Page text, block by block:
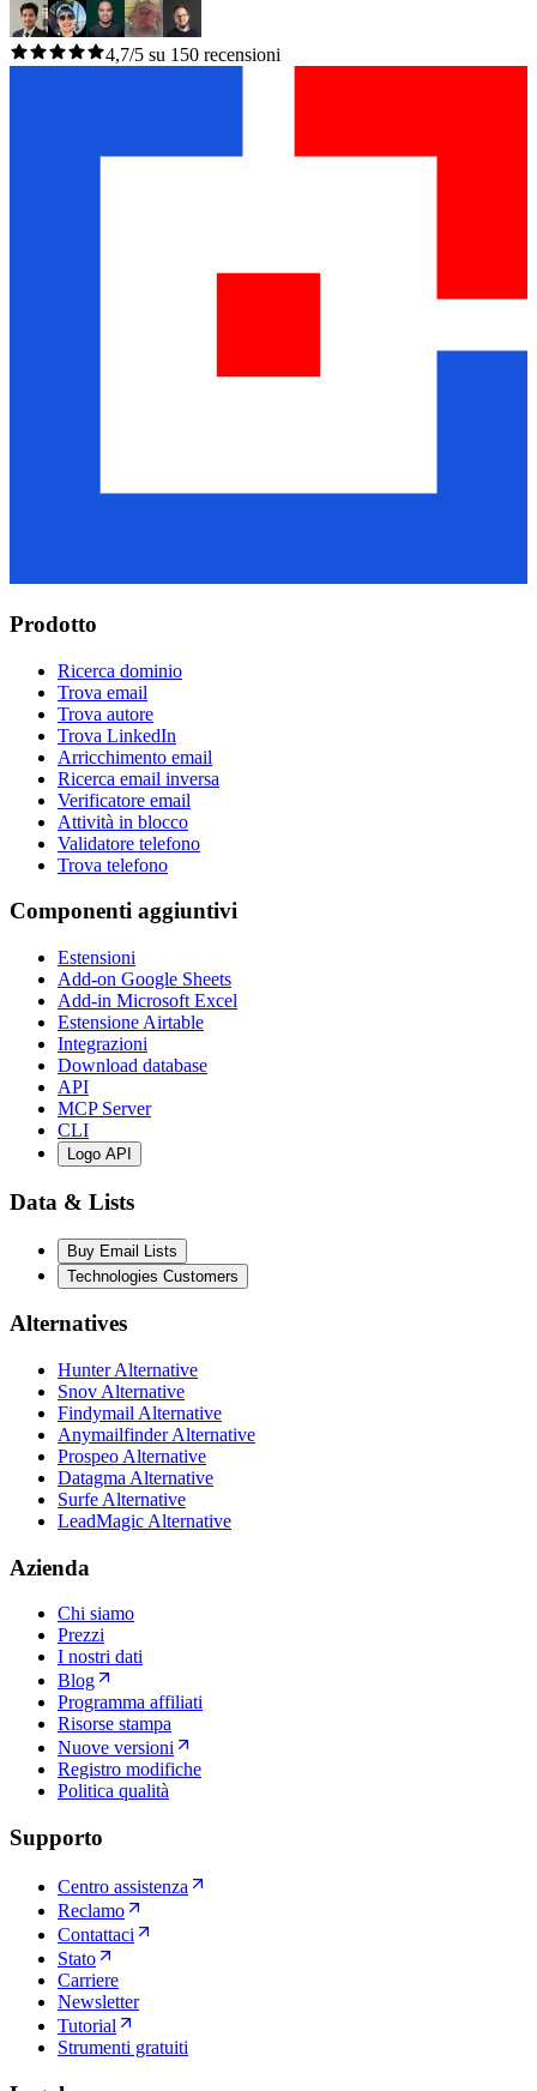
4,7/5 su 150 recensioni
Prodotto
Ricerca dominio
Trova email
Trova autore
Trova LinkedIn
Arricchimento email
Ricerca email inversa
Verificatore email
Attività in blocco
Validatore telefono
Trova telefono
Componenti aggiuntivi
Estensioni
Add-on Google Sheets
Add-in Microsoft Excel
Estensione Airtable
Integrazioni
Download database
API
MCP Server
CLI
Logo API
Data & Lists
Buy Email Lists
Technologies Customers
Alternatives
Hunter Alternative
Snov Alternative
Findymail Alternative
Anymailfinder Alternative
Prospeo Alternative
Datagma Alternative
Surfe Alternative
LeadMagic Alternative
Azienda
Chi siamo
Prezzi
I nostri dati
Blog
Programma affiliati
Risorse stampa
Nuove versioni
Registro modifiche
Politica qualità
Supporto
Centro assistenza
Reclamo
Contattaci
Stato
Carriere
Newsletter
Tutorial
Strumenti gratuiti